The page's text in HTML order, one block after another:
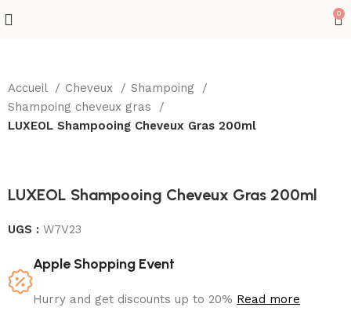
0
Accueil Cheveux
Shampoing
Shampoing cheveux gras
LUXEOL Shampooing Cheveux Gras 200ml
LUXEOL Shampooing Cheveux Gras 200ml
UGS :W7V23
Apple Shopping Event
Hurry and get discounts up to 20% Read more